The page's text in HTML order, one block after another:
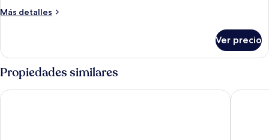
King
no
fumadores
Más detalles
Más
1
cama
King
size,
para
Ver precio
Propiedades similares
Hotel Agua Escondida Taxco Centro